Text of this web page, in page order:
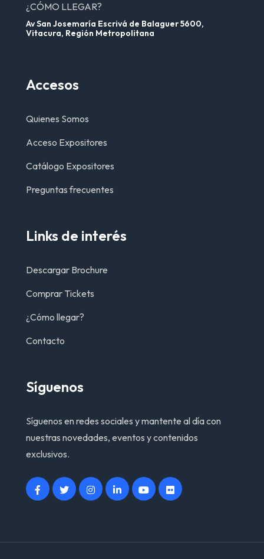
¿CÓMO LLEGAR?
Av San Josemaría Escrivá de Balaguer 5600,
Vitacura, Región Metropolitana
Accesos
Quienes Somos
Acceso Expositores
Catálogo Expositores
Preguntas frecuentes
Links de interés
Descargar Brochure
Comprar Tickets
¿Cómo llegar?
Contacto
Síguenos
Síguenos en redes sociales y mantente al día con
nuestras novedades, eventos y contenidos
exclusivos.